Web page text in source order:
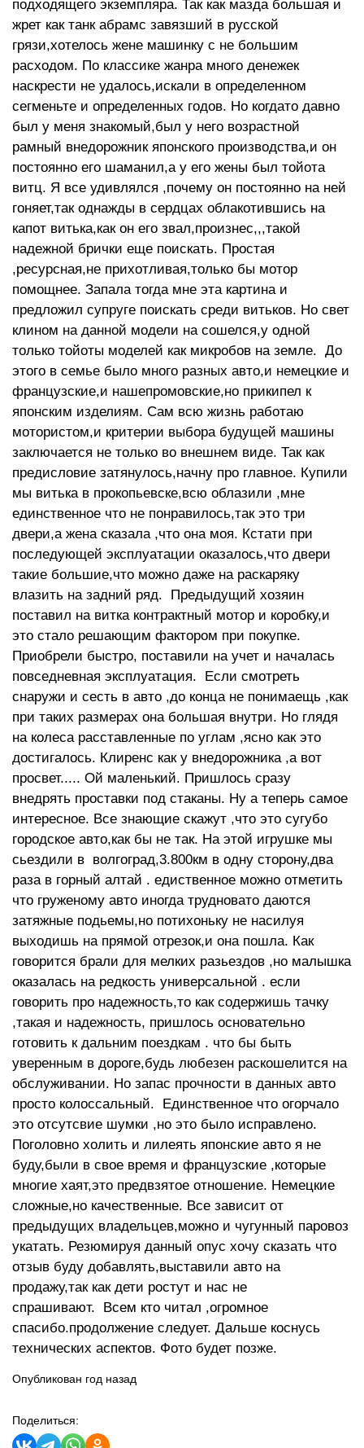
подходящего экземпляра. Так как мазда большая и
жрет как танк абрамс завязший в русской
грязи,хотелось жене машинку с не большим
расходом. По классике жанра много денежек
наскрести не удалось,искали в определенном
сегменьте и определенных годов. Но когдато давно
был у меня знакомый,был у него возрастной
рамный внедорожник японского производства,и он
постоянно его шаманил,а у его жены был тойота
витц. Я все удивлялся ,почему он постоянно на ней
гоняет,так однажды в сердцах облакотившись на
капот витька,как он его звал,произнес,,,такой
надежной брички еще поискать. Простая
,ресурсная,не прихотливая,только бы мотор
помощнее. Запала тогда мне эта картина и
предложил супруге поискать среди витьков. Но свет
клином на данной модели на сошелся,у одной
только тойоты моделей как микробов на земле. До
этого в семье было много разных авто,и немецкие и
французские,и нашепромовские,но прикипел к
японским изделиям. Сам всю жизнь работаю
мотористом,и критерии выбора будущей машины
заключается не только во внешнем виде. Так как
предисловие затянулось,начну про главное. Купили
мы витька в прокопьевске,всю облазили ,мне
единственное что не понравилось,так это три
двери,а жена сказала ,что она моя. Кстати при
последующей эксплуатации оказалось,что двери
такие большие,что можно даже на раскаряку
влазить на задний ряд. Предыдущий хозяин
поставил на витка контрактный мотор и коробку,и
это стало решающим фактором при покупке.
Приобрели быстро, поставили на учет и началась
повседневная эксплуатация. Если смотреть
снаружи и сесть в авто ,до конца не понимаещь ,как
при таких размерах она большая внутри. Но глядя
на колеса расставленные по углам ,ясно как это
достигалось. Клиренс как у внедорожника ,а вот
просвет..... Ой маленький. Пришлось сразу
внедрять проставки под стаканы. Ну а теперь самое
интересное. Все знающие скажут ,что это сугубо
городское авто,как бы не так. На этой игрушке мы
сьездили в волгоград,3.800км в одну сторону,два
раза в горный алтай . едиственное можно отметить
что груженому авто иногда трудновато даются
затяжные подьемы,но потихоньку не насилуя
выходишь на прямой отрезок,и она пошла. Как
говорится брали для мелких разьездов ,но малышка
оказалась на редкость универсальной . если
говорить про надежность,то как содержишь тачку
,такая и надежность, пришлось основательно
готовить к дальним поездкам . что бы быть
уверенным в дороге,будь любезен раскошелится на
обслуживании. Но запас прочности в данных авто
просто колоссальный. Единственное что огорчало
это отсутсвие шумки ,но это было исправлено.
Поголовно холить и лилеять японские авто я не
буду,были в свое время и французские ,которые
многие хаят,это предвзятое отношение. Немецкие
сложные,но качественные. Все зависит от
предыдущих владельцев,можно и чугунный паровоз
укатать. Резюмируя данный опус хочу сказать что
отзыв буду добавлять,выставили авто на
продажу,так как дети ростут и нас не
спрашивают. Всем кто читал ,огромное
спасибо.продолжение следует. Дальше коснусь
технических аспектов. Фото будет позже.
Опубликован год назад
Поделиться: